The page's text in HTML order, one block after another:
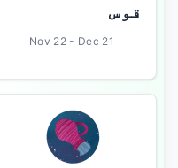
قوس
Nov 22 - Dec 21